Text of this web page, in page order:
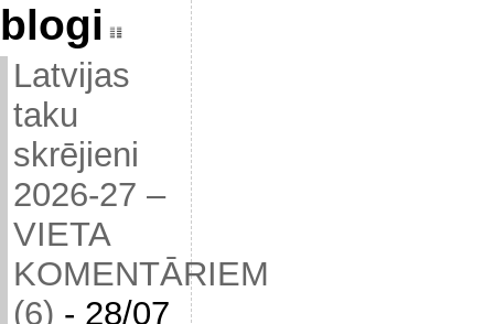
blogi
Latvijas
taku
skrējieni
2026-27 –
VIETA
KOMENTĀRIEM
(6) - 28/07